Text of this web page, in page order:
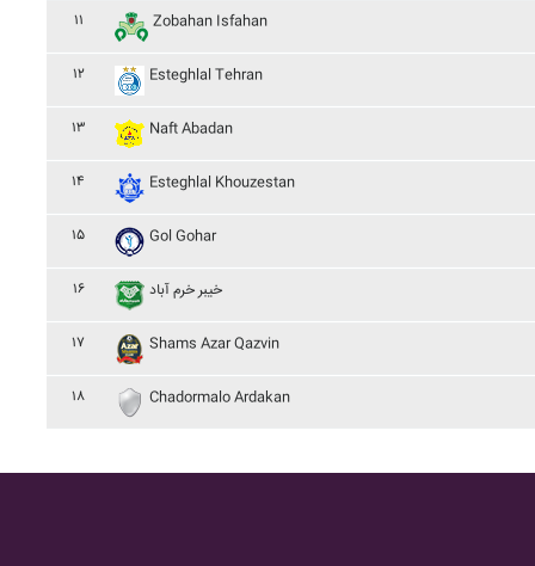
۱۱ Zobahan Isfahan
۱۲ Esteghlal Tehran
۱۳ Naft Abadan
۱۴ Esteghlal Khouzestan
۱۵ Gol Gohar
۱۶ خيبر خرم آباد
۱۷ Shams Azar Qazvin
۱۸ Chadormalo Ardakan